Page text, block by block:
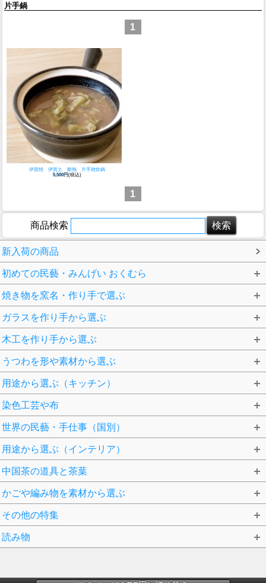
片手鍋
1
伊賀焼 伊賀土 耐熱 片手雑炊鍋
5,500円(税込)
1
商品検索
新入荷の商品
初めての民藝・みんげい おくむら
焼き物を窯名・作り手で選ぶ
ガラスを作り手から選ぶ
木工を作り手から選ぶ
うつわを形や素材から選ぶ
用途から選ぶ（キッチン）
染色工芸や布
世界の民藝・手仕事（国別）
用途から選ぶ（インテリア）
中国茶の道具と茶葉
かごや編み物を素材から選ぶ
その他の特集
読み物